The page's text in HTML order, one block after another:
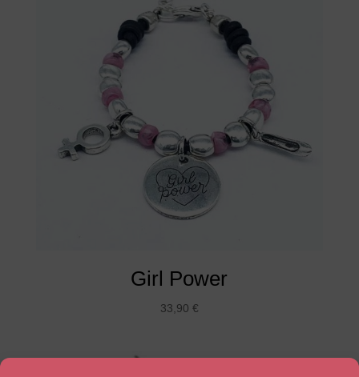
Girl Power
33,90 €